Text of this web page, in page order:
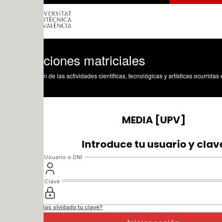
matriciales
de las actividades científicas, tecnológicas y artísticas ocurridas en los tres